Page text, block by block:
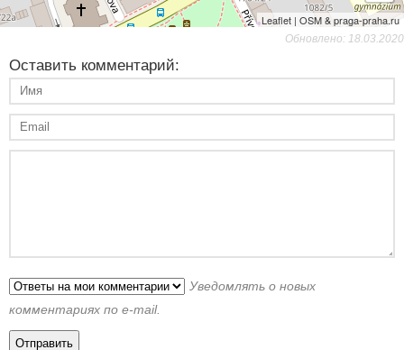
Leaflet | OSM & praga-praha.ru
Обновлено: 18.03.2020
Оставить комментарий:
Уведомлять о новых
комментариях по e-mail.